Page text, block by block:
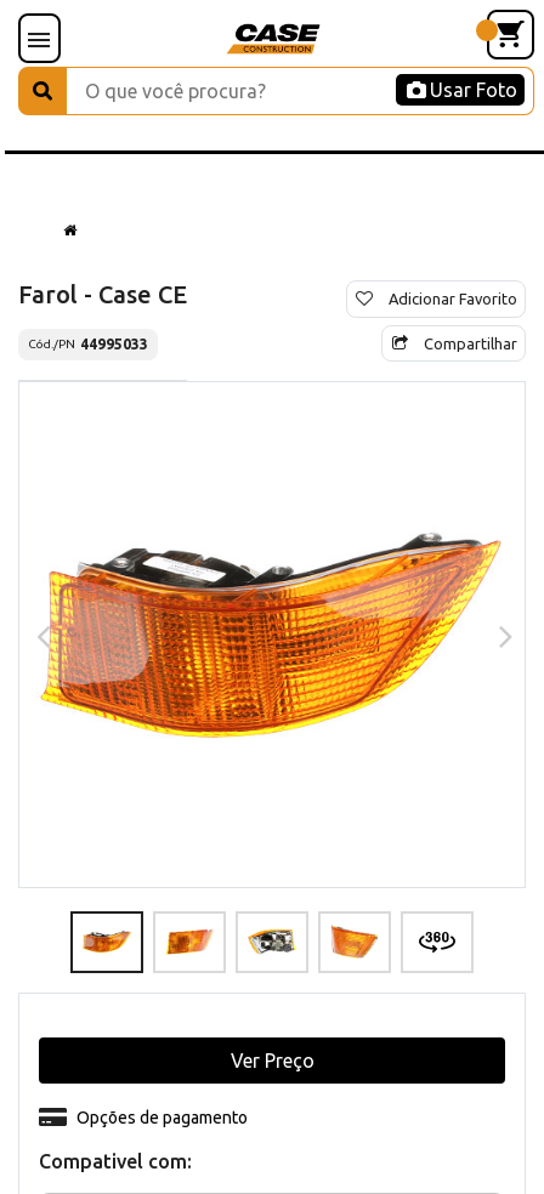
Usar Foto
Farol - Case CE
Cód./PN 44995033
Adicionar Favorito
Compartilhar
Compativel com:
Opções de pagamento
Ver Preço